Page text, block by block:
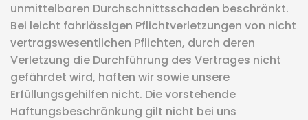
unmittelbaren Durchschnittsschaden beschränkt.
Bei leicht fahrlässigen Pflichtverletzungen von nicht
vertragswesentlichen Pflichten, durch deren
Verletzung die Durchführung des Vertrages nicht
gefährdet wird, haften wir sowie unsere
Erfüllungsgehilfen nicht. Die vorstehende
Haftungsbeschränkung gilt nicht bei uns